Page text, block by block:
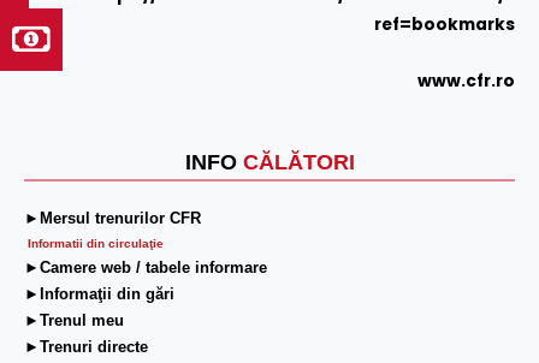
INFO CĂLĂTORI
►Mersul trenurilor CFR
Informatii din circulaţie
►Camere web / tabele informare
►Informaţii din gări
►Trenul meu
►Trenuri directe
ref=bookmarks
www.cfr.ro